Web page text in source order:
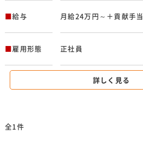
■給与 月給24万円～＋貢献手当
雇用形態 正社員
詳しく見る
全1件